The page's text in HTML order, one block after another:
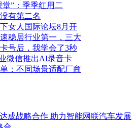
堂”：季季红用二
有第二名
女人国际论坛8月开
稳居行业第一，三大
号后，我学会了3秒
微信推出AI录音卡
：不同场景适配厂商